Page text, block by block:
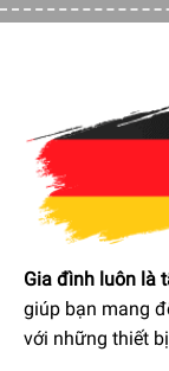
Máy giặt Miele
kiểm
Kết nối thông
Với tính năng
Miele@home
máy giặt Miele
xa. Bạn có thể
Gia đình luôn là
giúp bạn mang
với những thiết